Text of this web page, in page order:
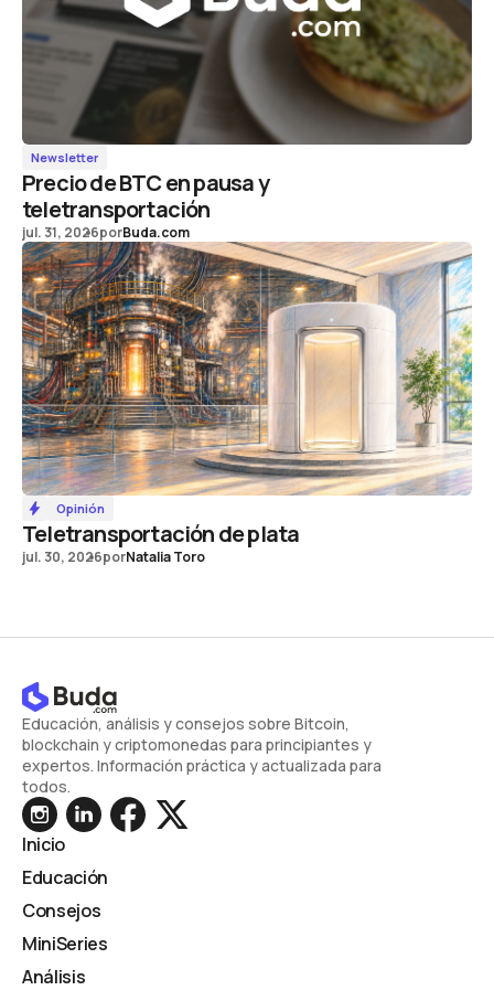
Newsletter
Precio de BTC en pausa y
teletransportación
jul. 31, 2026porBuda.com
Opinión
Teletransportación de plata
jul. 30, 2026porNatalia Toro
Educación, análisis y consejos sobre Bitcoin,
blockchain y criptomonedas para principiantes y
expertos. Información práctica y actualizada para
todos.
Inicio
Educación
Consejos
MiniSeries
Análisis